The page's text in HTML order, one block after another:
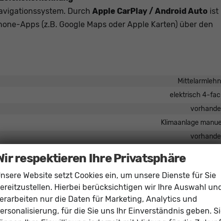
Durch Apple CarPlay / Android Auto ist
Apps (z.B. Google Maps oder Apple Karten) über den
elektrisch 4-
Klimaanlage
Höhenverstellbarer Fahrer- und
respektieren Ihre Privatsphäre
Website setzt Cookies ein, um unsere Dienste für Sie
Hierbei berücksichtigen wir Ihre Auswahl
nur die Daten für Marketing, Analytics und
für die Sie uns Ihr Einverständnis geben.